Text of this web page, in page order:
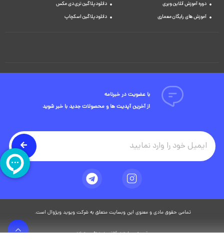
دوره آموزش آنلاین ویری
آموزش های رایگان معماری
دانلود پلاگین تری دی مکس
دانلود پلاگین اسکچاپ
با عضویت در خبرنامه
از آخرین آپدیت ها و محصولات جدید با خبر شوید
تمامی حقوق مادی و معنوی این وبسایت متعلق به شرکت ویوید ویژوال است.
توسعه وبسایت در آژانس دیجیتال مستر ادز